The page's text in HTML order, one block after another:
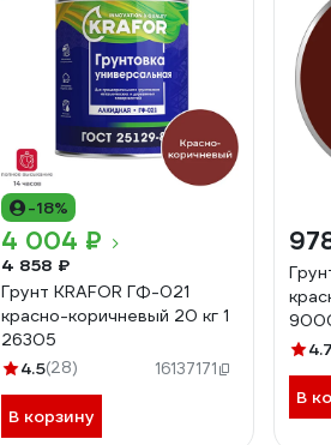
-18%
4 004 ₽
4 858 ₽
Грунт KRAFOR ГФ-021
красно-коричневый 20 кг 1
26305
4.5(28) 16137171
В корзину
В